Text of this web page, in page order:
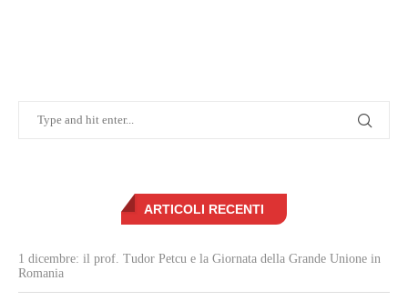
ARTICOLI RECENTI
1 dicembre: il prof. Tudor Petcu e la Giornata della Grande Unione in
Romania